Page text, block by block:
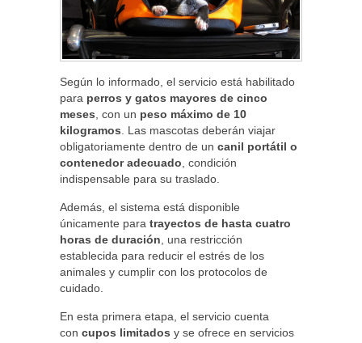
Según lo informado, el servicio está habilitado
para perros y gatos mayores de cinco
meses, con un peso máximo de 10
kilogramos. Las mascotas deberán viajar
obligatoriamente dentro de un canil portátil o
contenedor adecuado, condición
indispensable para su traslado.
Además, el sistema está disponible
únicamente para trayectos de hasta cuatro
horas de duración, una restricción
establecida para reducir el estrés de los
animales y cumplir con los protocolos de
cuidado.
En esta primera etapa, el servicio cuenta
con cupos limitados y se ofrece en servicios